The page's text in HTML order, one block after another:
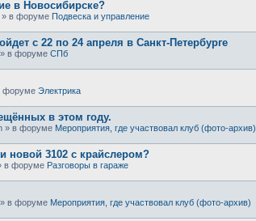
в Новосибирске?
» в форуме Подвеска и управление
с 22 по 24 апреля в Санкт-Петербурге
» в форуме СПб
форуме Электрика
в этом году.
» в форуме Мероприятия, где участвовал клуб (фото-архив)
новой 3102 с крайслером?
в форуме Разговоры в гараже
» в форуме Мероприятия, где участвовал клуб (фото-архив)